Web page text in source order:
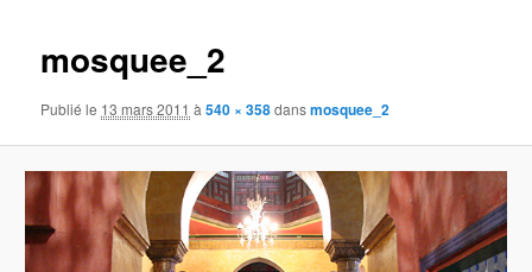
mosquee_2
Publié le 13 mars 2011 à540 × 358dansmosquee_2